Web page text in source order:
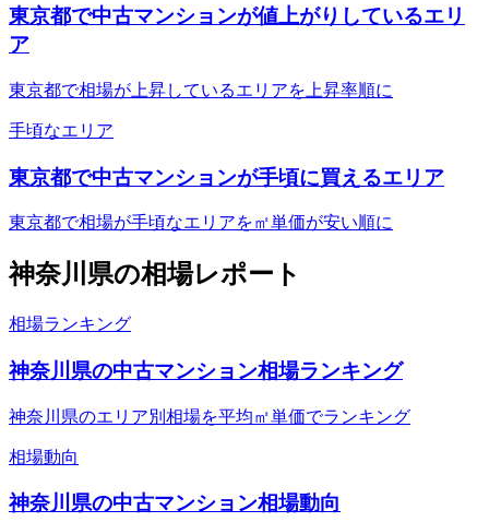
東京都で中古マンションが値上がりしているエリ
ア
東京都で相場が上昇しているエリアを上昇率順に
手頃なエリア
東京都で中古マンションが手頃に買えるエリア
東京都で相場が手頃なエリアを㎡単価が安い順に
神奈川県の相場レポート
相場ランキング
神奈川県の中古マンション相場ランキング
神奈川県のエリア別相場を平均㎡単価でランキング
相場動向
神奈川県の中古マンション相場動向